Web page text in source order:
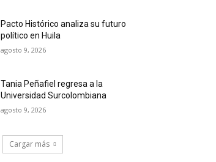
Pacto Histórico analiza su futuro
político en Huila
agosto 9, 2026
Tania Peñafiel regresa a la
Universidad Surcolombiana
agosto 9, 2026
Cargar más